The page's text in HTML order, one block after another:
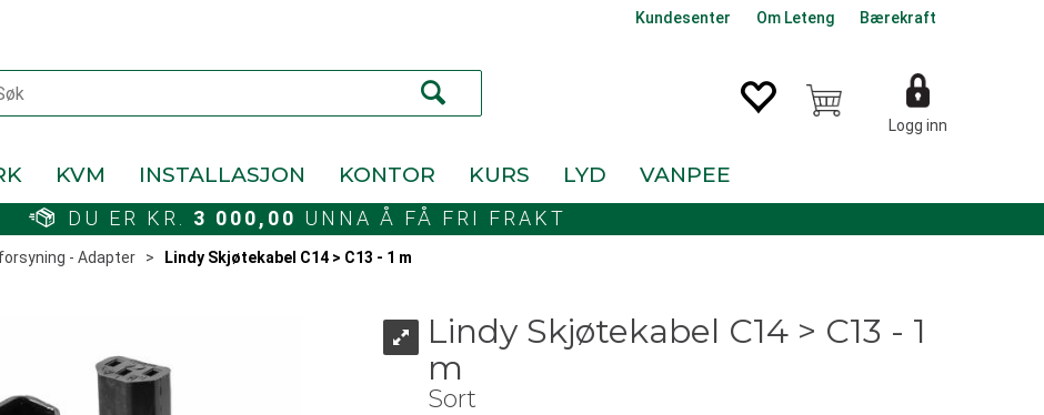
Kundesenter Om Leteng Bærekraft
Logg inn
KVM INSTALLASJON KONTOR KURS LYD VANPEE
DU ER KR. 3 000,00 UNNA Å FÅ FRI FRAKT
- Adapter > Lindy Skjøtekabel C14 > C13 - 1 m
Lindy Skjøtekabel C14 > C13 - 1
m
Sort